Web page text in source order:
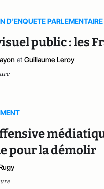
D'ENQUETE PARLEMENTAIRE
public : les
et Guillaume Leroy
pour la démolir